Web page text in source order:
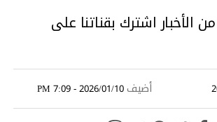
الأخبار اشترك بقناتنا على
أضيف2026/01/10 - 7:09 PM